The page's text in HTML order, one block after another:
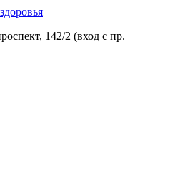
142/2 (вход с пр.